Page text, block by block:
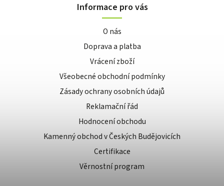
Informace pro vás
O nás
Doprava a platba
Vrácení zboží
Všeobecné obchodní podmínky
Zásady ochrany osobních údajů
Reklamační řád
Hodnocení obchodu
Kamenný obchod v Českých Budějovicích
Certifikace
Věrnostní program